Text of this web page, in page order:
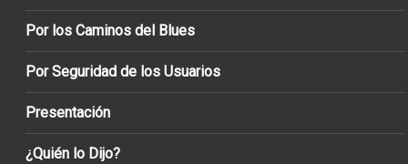
Por los Caminos del Blues
Por Seguridad de los Usuarios
Presentación
¿Quién lo Dijo?